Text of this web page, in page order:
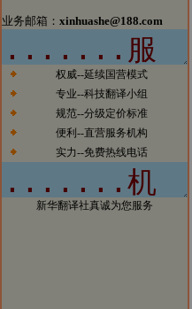
业务邮箱： xinhuashe@188.com
权威--延续国营模式
专业--科技翻译小组
规范--分级定价标准
便利--直营服务机构
实力--免费热线电话
新华翻译社真诚为您服务